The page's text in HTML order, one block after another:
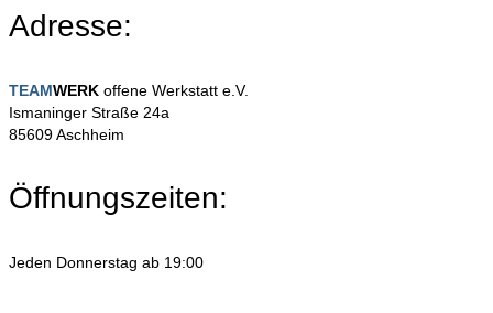
Adresse:
TEAMWERK offene Werkstatt e.V.
Ismaninger Straße 24a
85609 Aschheim
Öffnungszeiten:
Jeden Donnerstag ab 19:00